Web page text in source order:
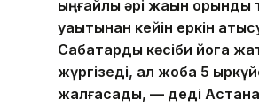
ыңғайлы әрі жақын
уақытынан кейін еркін
Сабақтарды кәсіби йога
жүргізеді, ал жоба 5
жалғасады, — деді Астана